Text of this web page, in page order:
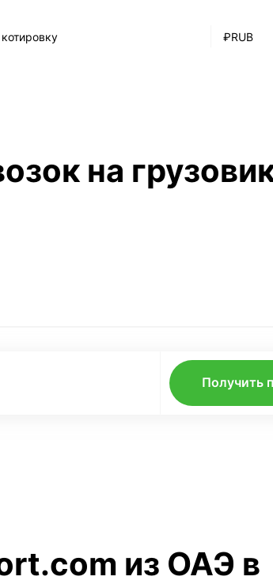
₽RUB
на
Получить
из ОАЭ в